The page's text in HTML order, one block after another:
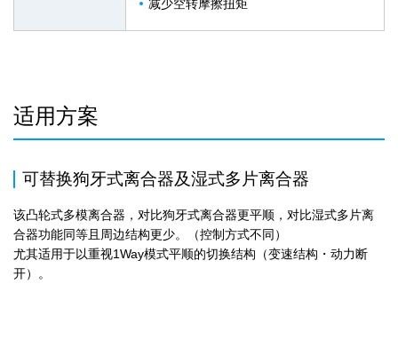
减少空转摩擦扭矩
适用方案
可替换狗牙式离合器及湿式多片离合器
该凸轮式多模离合器，对比狗牙式离合器更平顺，对比湿式多片离
合器功能同等且周边结构更少。（控制方式不同）
尤其适用于以重视1Way模式平顺的切换结构（变速结构・动力断
开）。